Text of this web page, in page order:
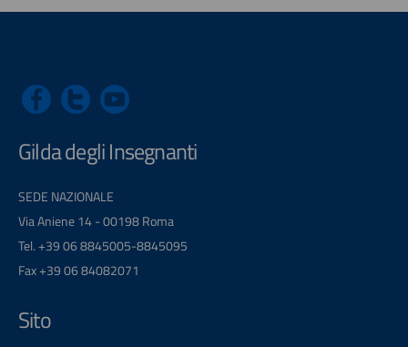
Gilda degli Insegnanti
SEDE NAZIONALE
Via Aniene 14 - 00198 Roma
Tel. +39 06 8845005-8845095
Fax +39 06 84082071
Sito